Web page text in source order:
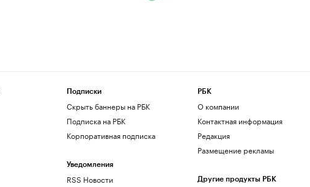
Подписки
Скрыть баннеры на РБК
Подписка на РБК
Корпоративная подписка
Уведомления
RSS Новости
РБК
О компании
Контактная информация
Редакция
Размещение рекламы
Другие продукты РБК